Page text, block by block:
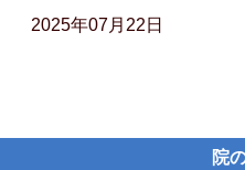
2025年07月22日
院